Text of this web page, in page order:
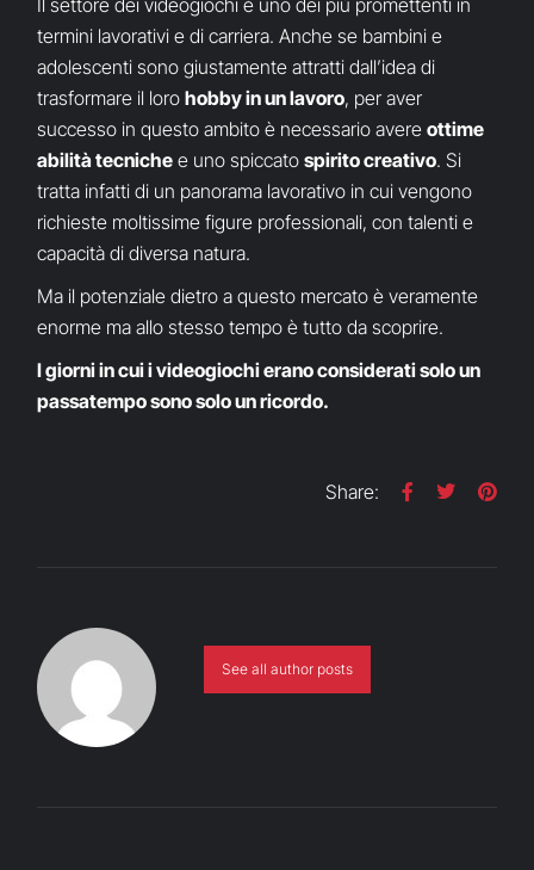
Il settore dei videogiochi è uno dei più promettenti in
termini lavorativi e di carriera. Anche se bambini e
adolescenti sono giustamente attratti dall’idea di
trasformare il lorohobby in un lavoro, per aver
successo in questo ambito è necessario avereottime
abilità tecniche e uno spiccatospirito creativo. Si
tratta infatti di un panorama lavorativo in cui vengono
richieste moltissime figure professionali, con talenti e
capacità di diversa natura.
Ma il potenziale dietro a questo mercato è veramente
enorme ma allo stesso tempo è tutto da scoprire.
I giorni in cui i videogiochi erano considerati solo un
passatempo sono solo un ricordo.
Share:
See all author posts